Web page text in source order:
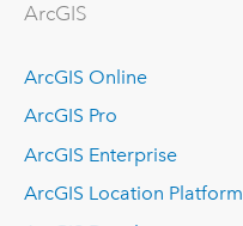
ArcGIS
ArcGIS Online
ArcGIS Pro
ArcGIS Enterprise
ArcGIS Location Platform